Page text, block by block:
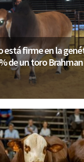
está firme en la
de un toro Brahman